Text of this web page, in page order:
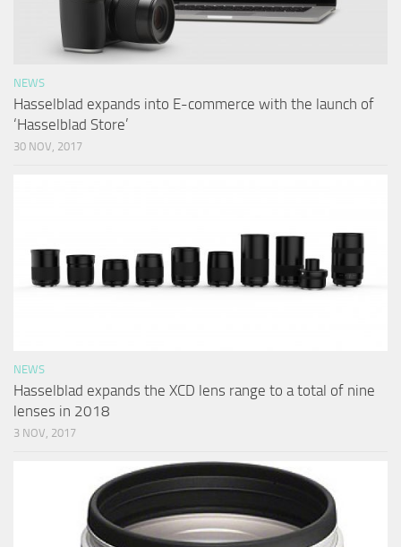
NEWS
Hasselblad expands into E-commerce with the launch of
‘Hasselblad Store’
30 NOV, 2017
NEWS
Hasselblad expands the XCD lens range to a total of nine
lenses in 2018
3 NOV, 2017